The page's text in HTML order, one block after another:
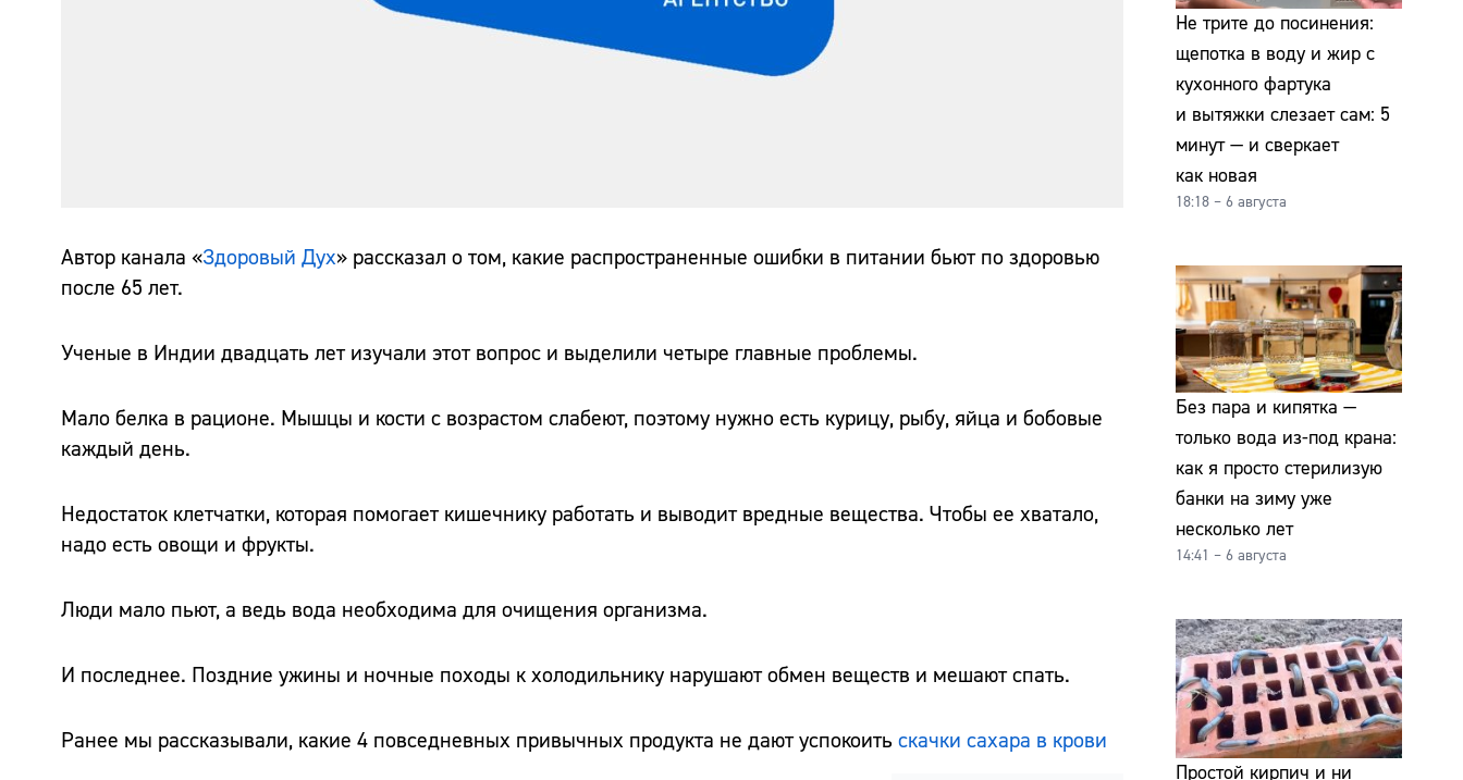
Автор канала «Здоровый Дух» рассказал о том, какие распространенные ошибки в питании бьют по здоровью
после 65 лет.
Ученые в Индии двадцать лет изучали этот вопрос и выделили четыре главные проблемы.
Мало белка в рационе. Мышцы и кости с возрастом слабеют, поэтому нужно есть курицу, рыбу, яйца и бобовые
каждый день.
Недостаток клетчатки, которая помогает кишечнику работать и выводит вредные вещества. Чтобы ее хватало,
надо есть овощи и фрукты.
Люди мало пьют, а ведь вода необходима для очищения организма.
И последнее. Поздние ужины и ночные походы к холодильнику нарушают обмен веществ и мешают спать.
Ранее мы рассказывали, какие 4 повседневных привычных продукта не дают успокоить скачки сахара в крови
Не трите до посинения:
щепотка в воду и жир с
кухонного фартука
и вытяжки слезает сам: 5
минут — и сверкает
как новая
18:18 – 6 августа
Без пара и кипятка —
только вода из-под крана:
как я просто стерилизую
банки на зиму уже
несколько лет
14:41 – 6 августа
Простой кирпич и ни